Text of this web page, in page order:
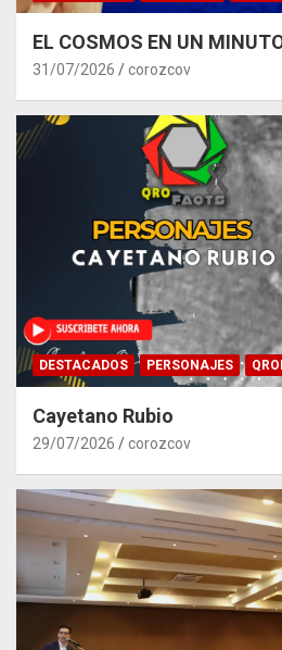
EL COSMOS EN UN
31/07/2026 corozcov
DESTACADOS PERSONAJES
Cayetano Rubio
29/07/2026 corozcov